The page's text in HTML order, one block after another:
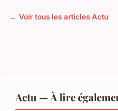
← Voir tous les articles Actu
Actu — À lire